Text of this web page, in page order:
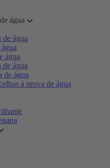
água
água
água
água
de água
à prova de água